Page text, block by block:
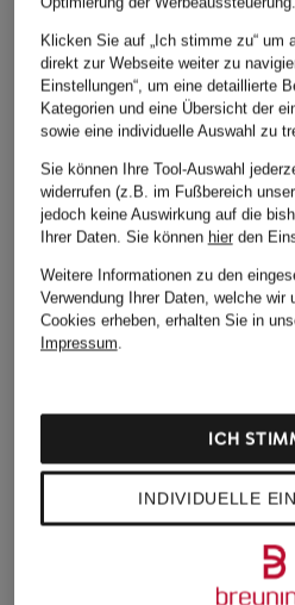
+Aktionsrabatt
34,95 €
Klicken Sie auf „Ich stimme zu“ um
direkt zur Webseite weiter zu
Einstellungen“, um eine detaillierte
Kategorien und eine Übersicht der
sowie eine individuelle Auswahl zu
Sie können Ihre Tool-Auswahl
widerrufen (z.B. im Fußbereich
jedoch keine Auswirkung auf die
Ihrer Daten. Sie können hierden
Weitere Informationen zu den
Verwendung Ihrer Daten, welche wir
Cookies erheben, erhalten Sie in
Impressum.
INDIVIDUELLE
ICH